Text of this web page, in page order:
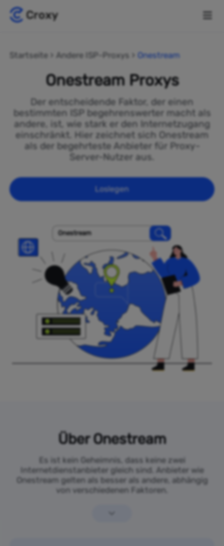
Startseite Andere ISP-Proxys Onestream
Onestream Proxys
Der entscheidende Faktor, der einen
bestimmten ISP begehrenswerter macht als
andere, ist, wie stark er den Internetzugang
einschränkt. Hier zeichnet sich Onestream
als der begehrteste Anbieter für Proxy-
Server-Nutzer aus.
Loslegen
Onestream
Über Onestream
Es ist kein Geheimnis, dass keine zwei
Internetdienstanbieter gleich sind. Anbieter wie
Onestream gelten als besser als andere, abhängig
von verschiedenen Faktoren.